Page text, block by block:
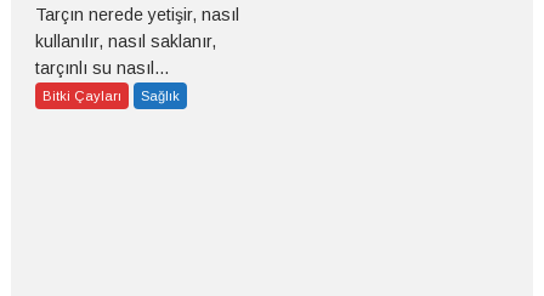
Tarçın nerede yetişir, nasıl
kullanılır, nasıl saklanır,
tarçınlı su nasıl...
Bitki Çayları Sağlık